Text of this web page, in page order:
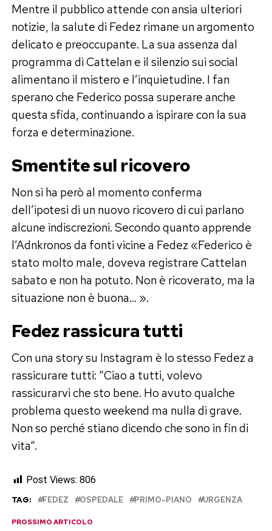
Mentre il pubblico attende con ansia ulteriori
notizie, la salute di Fedez rimane un argomento
delicato e preoccupante. La sua assenza dal
programma di Cattelan e il silenzio sui social
alimentano il mistero e l’inquietudine. I fan
sperano che Federico possa superare anche
questa sfida, continuando a ispirare con la sua
forza e determinazione.
Smentite sul ricovero
Non si ha però al momento conferma
dell’ipotesi di un nuovo ricovero di cui parlano
alcune indiscrezioni. Secondo quanto apprende
l’Adnkronos da fonti vicine a Fedez «Federico è
stato molto male, doveva registrare Cattelan
sabato e non ha potuto. Non è ricoverato, ma la
situazione non è buona… ».
Fedez rassicura tutti
Con una story su Instagram è lo stesso Fedez a
rassicurare tutti: “Ciao a tutti, volevo
rassicurarvi che sto bene. Ho avuto qualche
problema questo weekend ma nulla di grave.
Non so perché stiano dicendo che sono in fin di
vita“.
Post Views: 806
TAG: FEDEZ OSPEDALE PRIMO-PIANO URGENZA
PROSSIMO ARTICOLO